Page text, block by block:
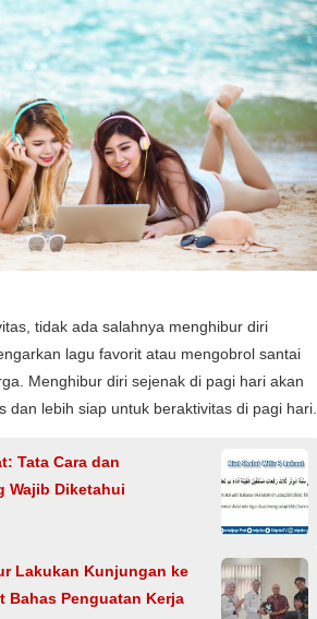
tidak ada salahnya menghibur diri
lagu favorit atau mengobrol santai
Menghibur diri sejenak di pagi hari akan
dan lebih siap untuk beraktivitas di pagi hari.
Tata Cara dan
Wajib Diketahui
Lakukan Kunjungan ke
Bahas Penguatan Kerja